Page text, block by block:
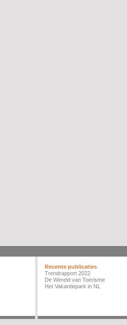
Recente publicaties
Trendrapport 2022
De Wereld van Toerisme
Het Vakantiepark in NL